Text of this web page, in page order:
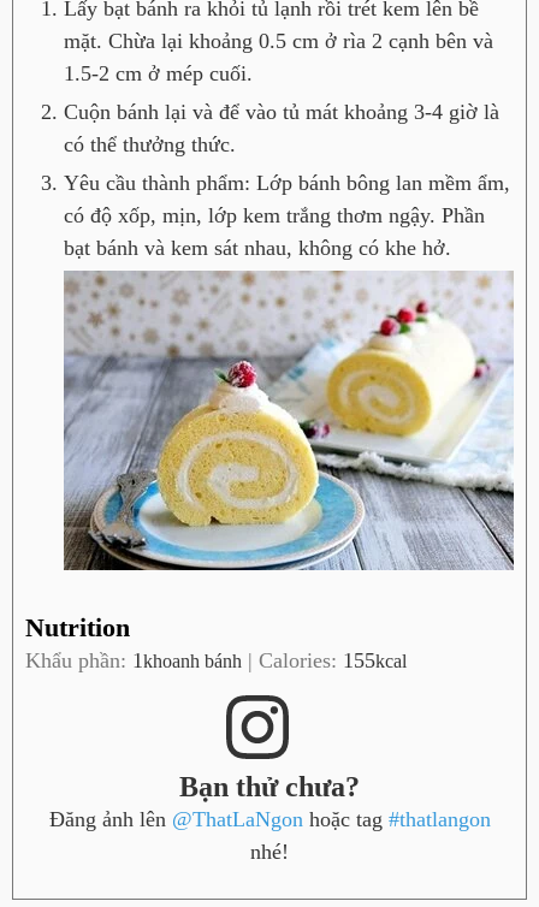
Lấy bạt bánh ra khỏi tủ lạnh rồi trét kem lên bề
mặt. Chừa lại khoảng 0.5 cm ở rìa 2 cạnh bên và
1.5-2 cm ở mép cuối.
Cuộn bánh lại và để vào tủ mát khoảng 3-4 giờ là
có thể thưởng thức.
Yêu cầu thành phẩm: Lớp bánh bông lan mềm ẩm,
có độ xốp, mịn, lớp kem trắng thơm ngậy. Phần
bạt bánh và kem sát nhau, không có khe hở.
Nutrition
Khẩu phần: 1khoanh bánh | Calories: 155kcal
Bạn thử chưa?
Đăng ảnh lên @ThatLaNgon hoặc tag #thatlangon
nhé!